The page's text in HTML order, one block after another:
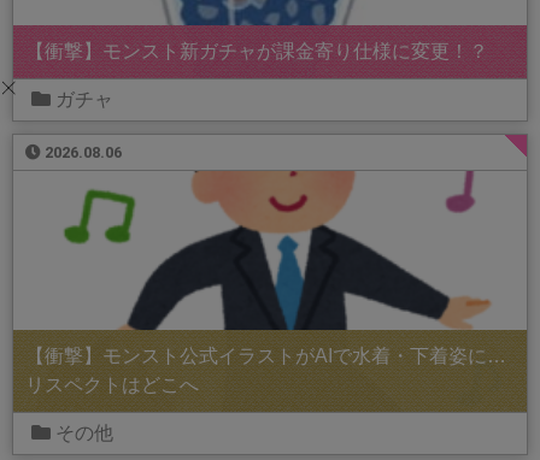
【衝撃】モンスト新ガチャが課金寄り仕様に変更！？
ガチャ
2026.08.06
【衝撃】モンスト公式イラストがAIで水着・下着姿に…
リスペクトはどこへ
その他